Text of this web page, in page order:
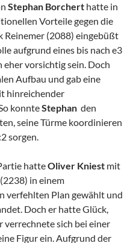
Stephan Borchert hatte in
Vorteile gegen die
Reinemer (2088) eingebüßt
aufgrund eines bis nach e3
vorsichtig sein. Doch
Aufbau und gab eine
hinreichender
konnteStephan den
seine Türme koordinieren
sorgen.
hatteOliver Kniest mit
in einem
verfehlten Plan gewählt und
Doch er hatte Glück,
verrechnete sich bei einer
Figur ein. Aufgrund der